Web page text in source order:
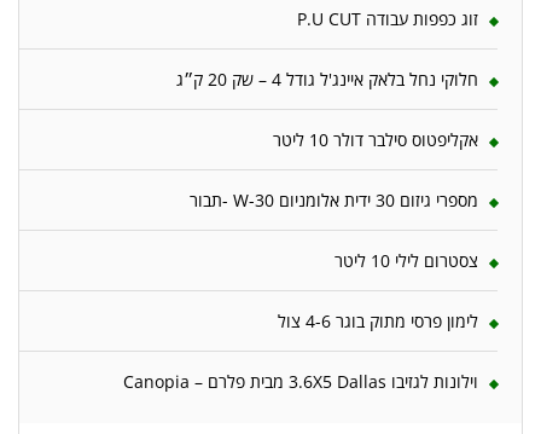
זוג כפפות עבודה P.U CUT
חלוקי נחל בלאק איינג'ל גודל 4 – שק 20 ק״ג
אקליפטוס סילבר דולר 10 ליטר
מספרי גיזום 30 ידית אלומניום W-30 -תבור
צסטרום לילי 10 ליטר
לימון פרסי מתוק בוגר 4-6 צול
וילונות לגזיבו 3.6X5 Dallas מבית פלרם – Canopia